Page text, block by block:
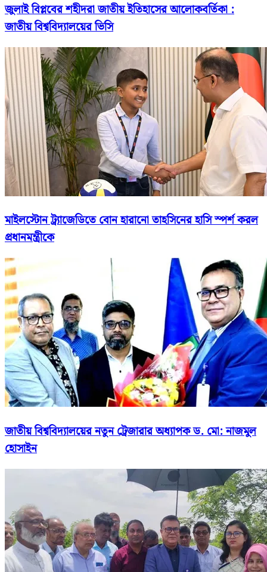
জুলাই বিপ্লবের শহীদরা জাতীয় ইতিহাসের আলোকবর্তিকা :
জাতীয় বিশ্ববিদ্যালয়ের ভিসি
মাইলস্টোন ট্র্যাজেডিতে বোন হারানো তাহসিনের হাসি স্পর্শ করল
প্রধানমন্ত্রীকে
জাতীয় বিশ্ববিদ্যালয়ের নতুন ট্রেজারার অধ্যাপক ড. মো: নাজমুল
হোসাইন